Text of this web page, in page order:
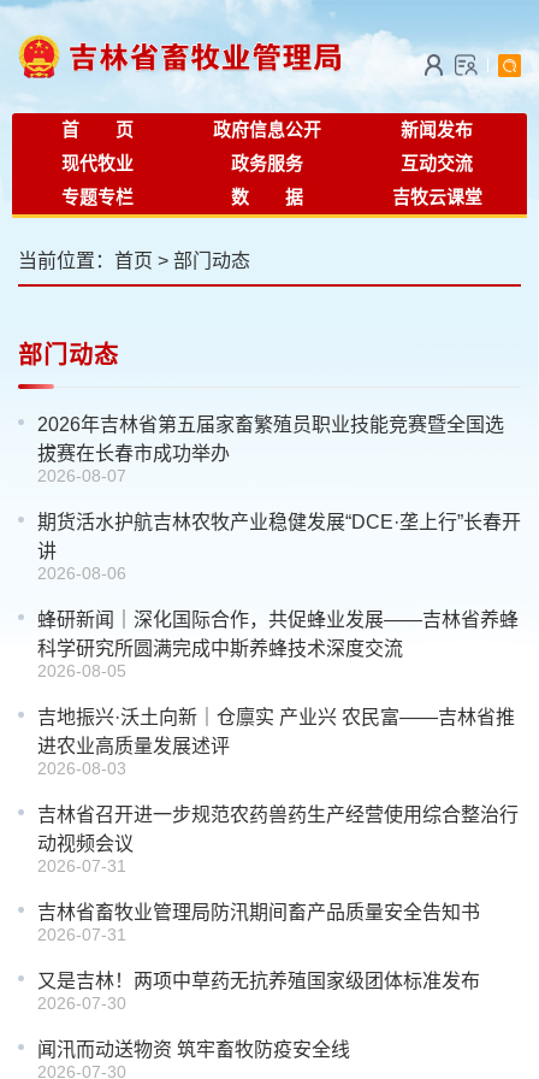
首 页 政府信息公开
新闻发布
现代牧业
政务服务
互动交流
专题专栏
数 据 吉牧云课堂
当前位置： 首页 > 部门动态
部门动态
2026年吉林省第五届家畜繁殖员职业技能竞赛暨全国选
拔赛在长春市成功举办
2026-08-07
期货活水护航吉林农牧产业稳健发展“DCE·垄上行”长春开
讲
2026-08-06
蜂研新闻｜深化国际合作，共促蜂业发展——吉林省养蜂
科学研究所圆满完成中斯养蜂技术深度交流
2026-08-05
吉地振兴·沃土向新｜仓廪实 产业兴 农民富——吉林省推
进农业高质量发展述评
2026-08-03
吉林省召开进一步规范农药兽药生产经营使用综合整治行
动视频会议
2026-07-31
吉林省畜牧业管理局防汛期间畜产品质量安全告知书
2026-07-31
又是吉林！两项中草药无抗养殖国家级团体标准发布
2026-07-30
闻汛而动送物资 筑牢畜牧防疫安全线
2026-07-30